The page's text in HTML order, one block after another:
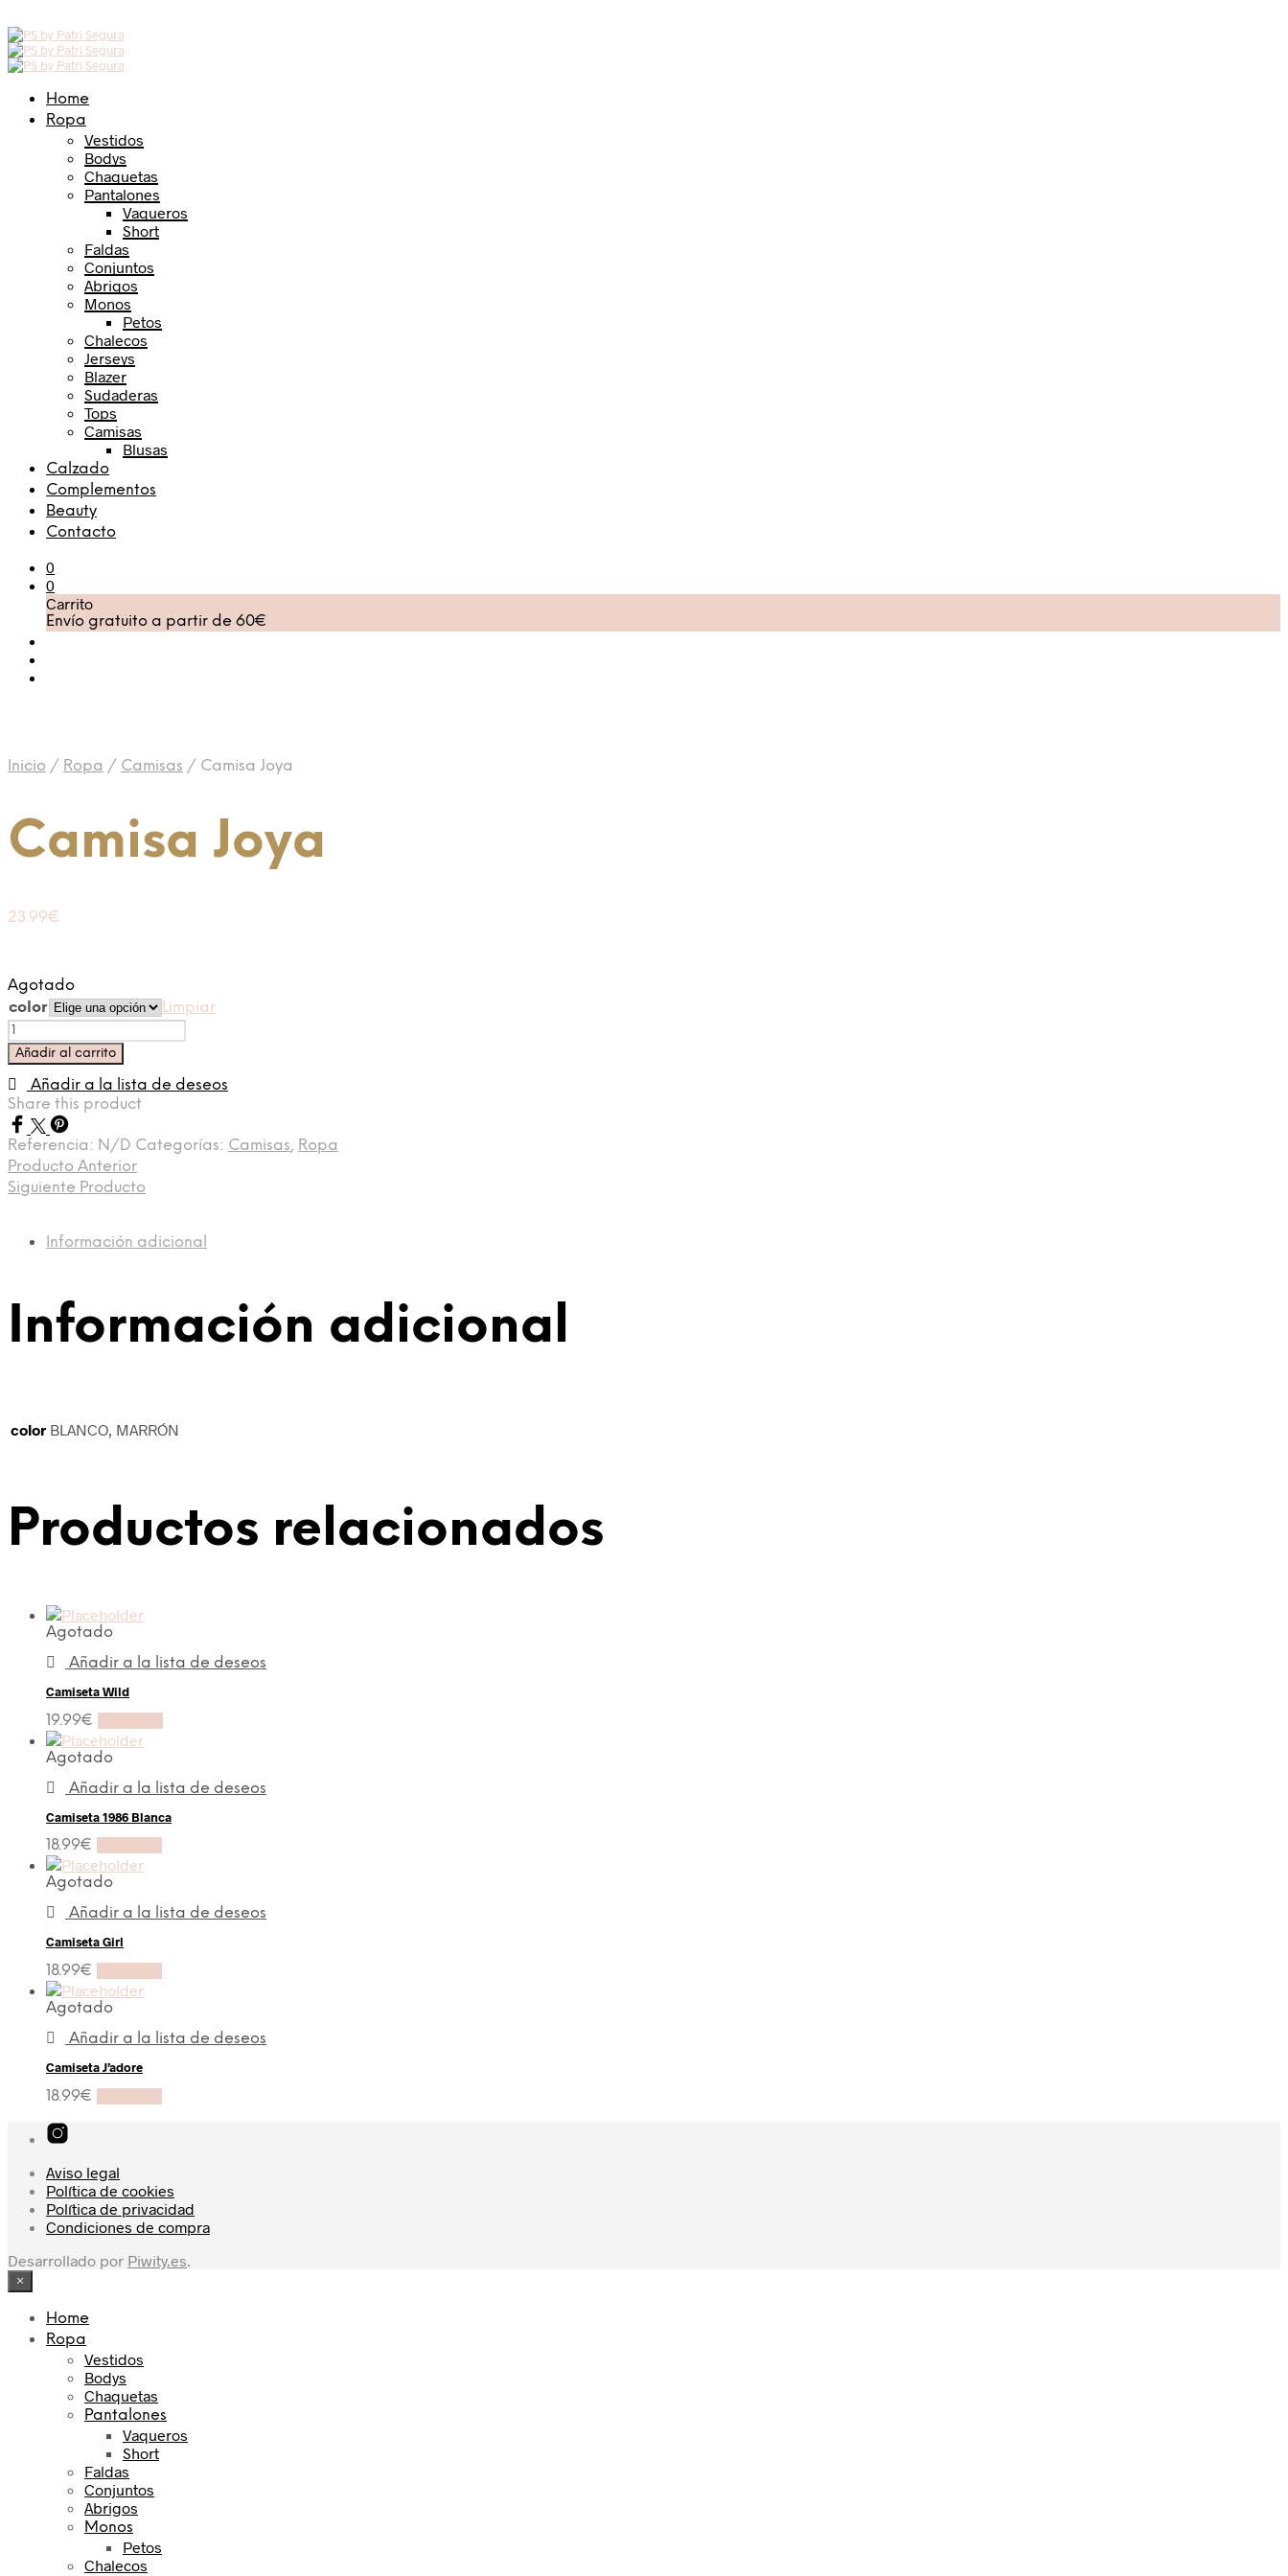
Home
Ropa
Vestidos
Bodys
Chaquetas
Pantalones
Vaqueros
Short
Faldas
Conjuntos
Abrigos
Monos
Petos
Chalecos
Jerseys
Blazer
Sudaderas
Tops
Camisas
Blusas
Calzado
Complementos
Beauty
Contacto
0
0
Carrito
Envío gratuito a partir de 60€
Inicio / Ropa / Camisas / Camisa Joya
Camisa Joya
23.99€
Agotado
color
Limpiar
Camisa
Joya
cantidad
Añadir al carrito
Añadir a la lista de deseos
Share this product
Referencia: N/D Categorías: Camisas, Ropa
Producto Anterior
Siguiente Producto
Información adicional
Información adicional
color BLANCO, MARRÓN
Productos relacionados
Agotado
Añadir a la lista de deseos
Camiseta Wild
19.99€
Agotado
Añadir a la lista de deseos
Camiseta 1986 Blanca
18.99€
Agotado
Añadir a la lista de deseos
Camiseta Girl
18.99€
Agotado
Añadir a la lista de deseos
Camiseta J’adore
18.99€
Aviso legal
Política de cookies
Política de privacidad
Condiciones de compra
Desarrollado por Piwity.es
×
Home
Ropa
Vestidos
Bodys
Chaquetas
Pantalones
Vaqueros
Short
Faldas
Conjuntos
Abrigos
Monos
Petos
Chalecos